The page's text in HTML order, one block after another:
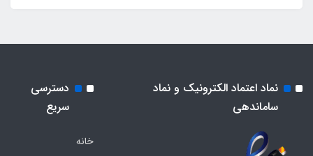
نماد اعتماد الکترونیک و نماد
ساماندهی
دسترسی
سریع
خانه